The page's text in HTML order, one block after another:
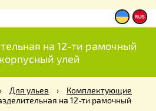
на 12-ти рамочный
улей
› Для ульев ›
Комплектующие
на 12-ти рамочный